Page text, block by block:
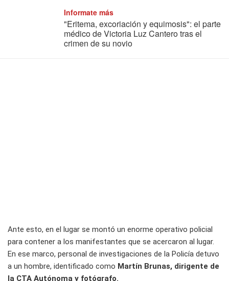
Informate más
"Eritema, excoriación y equimosis": el parte
médico de Victoria Luz Cantero tras el
crimen de su novio
Ante esto, en el lugar se montó un enorme operativo policial
para contener a los manifestantes que se acercaron al lugar.
En ese marco, personal de investigaciones de la Policía detuvo
a un hombre, identificado como Martín Brunas, dirigente de
la CTA Autónoma y fotógrafo.